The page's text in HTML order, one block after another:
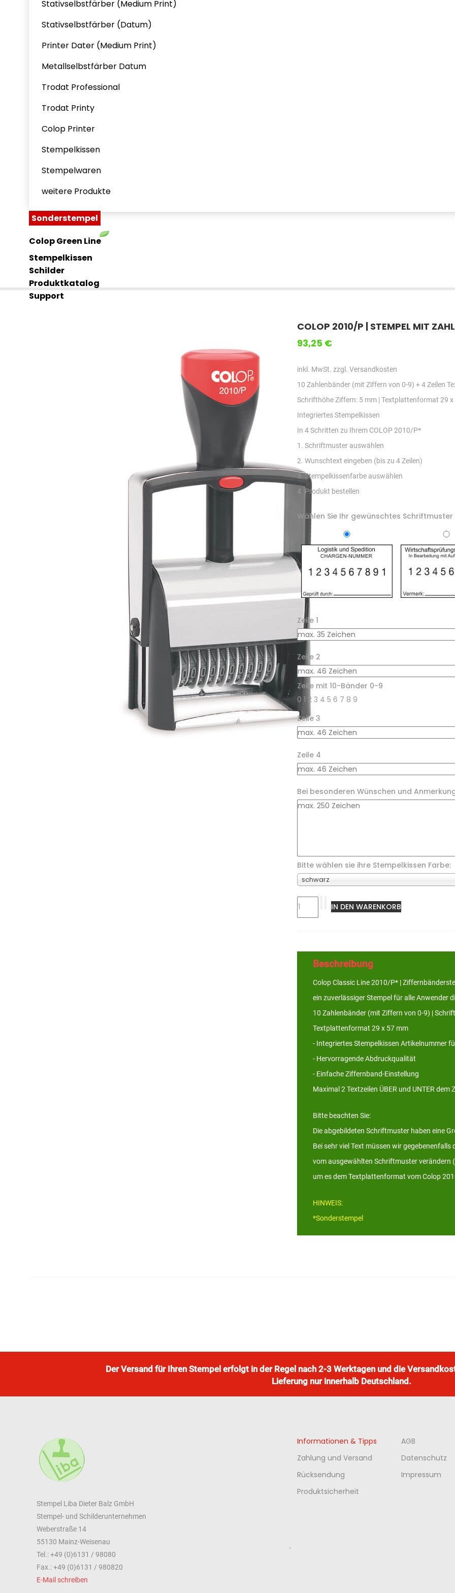
Stativselbstfärber (Medium Print)
Stativselbstfärber (Datum)
Printer Dater (Medium Print)
Metallselbstfärber Datum
Trodat Professional
Trodat Printy
Colop Printer
Stempelkissen
Stempelwaren
weitere Produkte
Sonderstempel
Colop Green Line
Stempelkissen
Schilder
Produktkatalog
Support
COLOP 2010/P | STEMPEL MIT
93,25 €
inkl. MwSt. zzgl. Versandkosten
10 Zahlenbänder (mit Ziffern von 0-9) + 4 Zeilen
Schrifthöhe Ziffern: 5 mm | Textplattenformat 29 x
Integriertes Stempelkissen
In 4 Schritten zu Ihrem COLOP 2010/P*
1. Schriftmuster auswählen
2. Wunschtext eingeben (bis zu 4 Zeilen)
3. Stempelkissenfarbe auswählen
4. Produkt bestellen
Wählen Sie Ihr gewünschtes Schriftmuster
Zeile 1
Zeile 2
Zeile mit 10-Bänder 0-9
0 1 2 3 4 5 6 7 8 9
Zeile 3
Zeile 4
Bei besonderen Wünschen und
Bitte wählen sie ihre Stempelkissen Farbe:
schwarz
Beschreibung
Colop Classic Line 2010/P* |
ein zuverlässiger Stempel für alle Anwender
10 Zahlenbänder (mit Ziffern von 0-9) |
Textplattenformat 29 x 57 mm
- Integriertes Stempelkissen Artikelnummer
- Hervorragende Abdruckqualität
- Einfache Ziffernband-Einstellung
Maximal 2 Textzeilen ÜBER und UNTER
Bitte beachten Sie:
Die abgebildeten Schriftmuster haben eine
Bei sehr viel Text müssen wir
vom ausgewählten Schriftmuster verändern
um es dem Textplattenformat vom Colop
HINWEIS:
*Sonderstempel
Der Versand für Ihren Stempel erfolgt in der Regel nach 2-3 Werktagen und die
Lieferung nur innerhalb Deutschland.
Stempel Liba Dieter Balz GmbH
Stempel- und Schilderunternehmen
Weberstraße 14
55130 Mainz-Weisenau
Tel.: +49 (0)6131 / 98080
Fax.: +49 (0)6131 / 980820
E-Mail schreiben
Informationen & Tipps
Zahlung und Versand
Rücksendung
Produktsicherheit
AGB
Datenschutz
Impressum
‚